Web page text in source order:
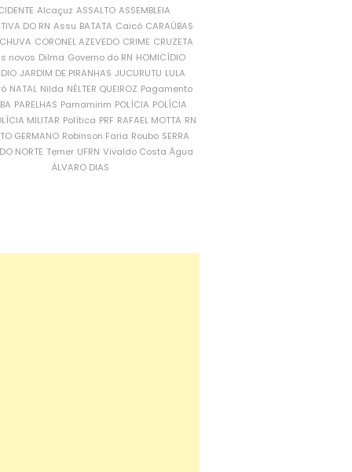
Alcaçuz ASSALTO ASSEMBLEIA
DO RN Assu BATATA Caicó CARAÚBAS
CORONEL AZEVEDO CRIME CRUZETA
novos Dilma Governo do RN HOMICÍDIO
JARDIM DE PIRANHAS JUCURUTU LULA
NATAL Nilda NÉLTER QUEIROZ Pagamento
PARELHAS Parnamirim POLÍCIA POLÍCIA
MILITAR Política PRF RAFAEL MOTTA RN
GERMANO Robinson Faria Roubo SERRA
NORTE Temer UFRN Vivaldo Costa Água
ÁLVARO DIAS